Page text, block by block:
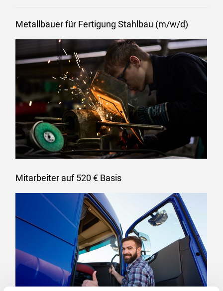
Metallbauer für Fertigung Stahlbau (m/w/d)
Mitarbeiter auf 520 € Basis